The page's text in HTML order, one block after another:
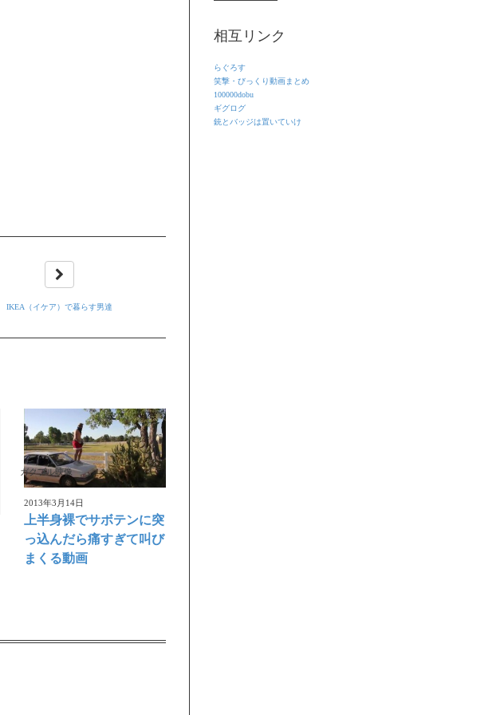
IKEA（イケア）で暮らす男達
ガクブル映像
2013年3月14日
上半身裸でサボテンに突
っ込んだら痛すぎて叫び
まくる動画
相互リンク
らぐろす
笑撃・びっくり動画まとめ
100000dobu
ギグログ
銃とバッジは置いていけ